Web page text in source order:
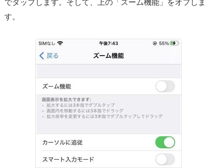
でタップします。そして、上の「ズーム機能」をオフしま
す。